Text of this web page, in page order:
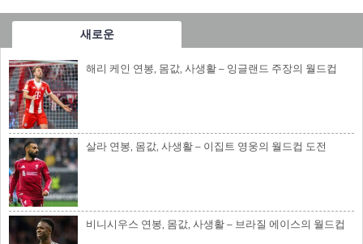
새로운
해리 케인 연봉, 몸값, 사생활 – 잉글랜드 주장의 월드컵
살라 연봉, 몸값, 사생활 – 이집트 영웅의 월드컵 도전
비니시우스 연봉, 몸값, 사생활 – 브라질 에이스의 월드컵